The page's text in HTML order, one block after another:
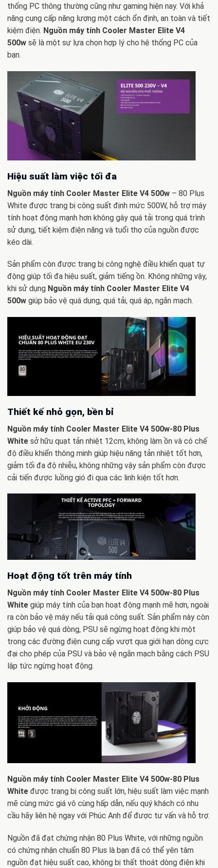
thống PC thông thường cũng như gaming hiện nay. Với khả
năng cung cấp năng lượng một cách ổn định, an toàn và tiết
kiệm điện. Nguồn máy tính Cooler Master Elite V4
500w sẽ là một sự lựa chọn hợp lý cho hệ thống PC của
bạn.
Hiệu suất làm việc tối đa
Nguồn máy tính Cooler Master Elite V4 500w – 80 Plus
White được trang bị công suất định mức 500W, hỗ trợ máy
tính hoạt động mạnh hơn không gây quá tải trong quá trình
sử dụng, tiết kiệm điện năng và tuổi thọ của nguồn được
kéo dài.
Sản phẩm còn được trang bị công nghệ điều khiển quạt tự
động giúp tối đa hiệu suất, giảm tiếng ồn. Không những vậy,
khi sử dụng Nguồn máy tính Cooler Master Elite V4
500w giúp bảo vệ quá dụng, quá tải, quá áp, ngắn mạch.
Thiết kế nhỏ gọn, bền bỉ
Nguồn máy tính Cooler Master Elite V4 500w-80 Plus
White sở hữu quạt tản nhiệt 12cm, không làm ồn và có chế
độ điều khiển thông minh giúp hiệu năng tản nhiệt tốt hơn,
giảm tối đa độ nhiễu, không những vậy sản phẩm còn được
cải tiến được luồng gió đi qua các linh kiện tốt hơn.
Hoạt động tốt trên máy tính
Nguồn máy tính Cooler Master Elite V4 500w-80 Plus
White giúp máy tính của bạn hoạt động mạnh mẽ hơn, ngoài
ra còn bảo vệ máy nếu tải quá công suất. Sản phẩm này còn
giúp bảo vệ quá dòng, PSU sẽ ngừng hoạt động khi một
trong các đường điện cung cấp vượt qua giới hạn dòng cực
đại cho phép của PSU và bảo vệ ngắn mạch bằng cách PSU
lập tức ngừng hoạt động.
Nguồn máy tính Cooler Master Elite V4 500w-80 Plus
White được trang bị công suất lớn, hiệu suất làm việc mạnh
mẽ cùng mức giá vô cùng hấp dẫn, nếu quý khách có nhu
cầu hãy liên hệ ngay với Phúc Anh để được tư vấn và hỗ trợ.
Nguồn đã đạt chứng nhận 80 Plus White, với những nguồn
có chứng nhận chuẩn 80 Plus là bạn đã có thể yên tâm
nguồn đạt hiệu suất cao, không bị thất thoát dòng điện khi